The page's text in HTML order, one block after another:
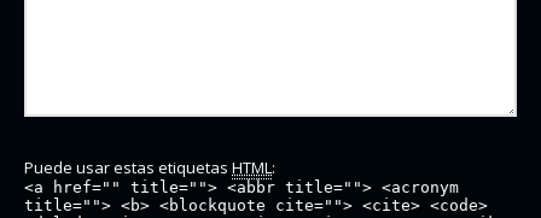
Puede usar estas etiquetas HTML:
<a href="" title=""> <abbr title=""> <acronym
title=""> <b> <blockquote cite=""> <cite> <code>